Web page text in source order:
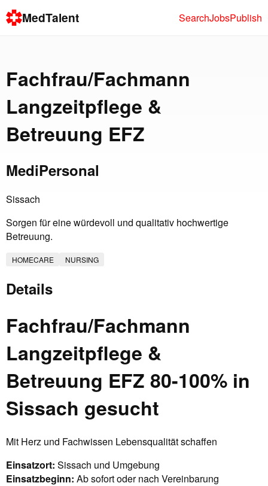
MedTalent SearchJobsPublish
Fachfrau/Fachmann
Langzeitpflege &
Betreuung EFZ
MediPersonal
Sissach
Sorgen für eine würdevoll und qualitativ hochwertige
Betreuung.
HOMECARE NURSING
Details
Fachfrau/Fachmann
Langzeitpflege &
Betreuung EFZ 80-100% in
Sissach gesucht
Mit Herz und Fachwissen Lebensqualität schaffen
Einsatzort: Sissach und Umgebung
Einsatzbeginn: Ab sofort oder nach Vereinbarung